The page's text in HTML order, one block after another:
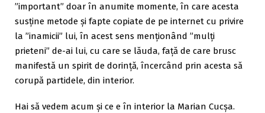
”important” doar în anumite momente, în care acesta
susține metode și fapte copiate de pe internet cu privire
la ”inamicii” lui, în acest sens menționând ”mulți
prieteni” de-ai lui, cu care se lăuda, față de care brusc
manifestă un spirit de dorință, încercând prin acesta să
corupă partidele, din interior.
Hai să vedem acum și ce e în interior la Marian Cucșa.